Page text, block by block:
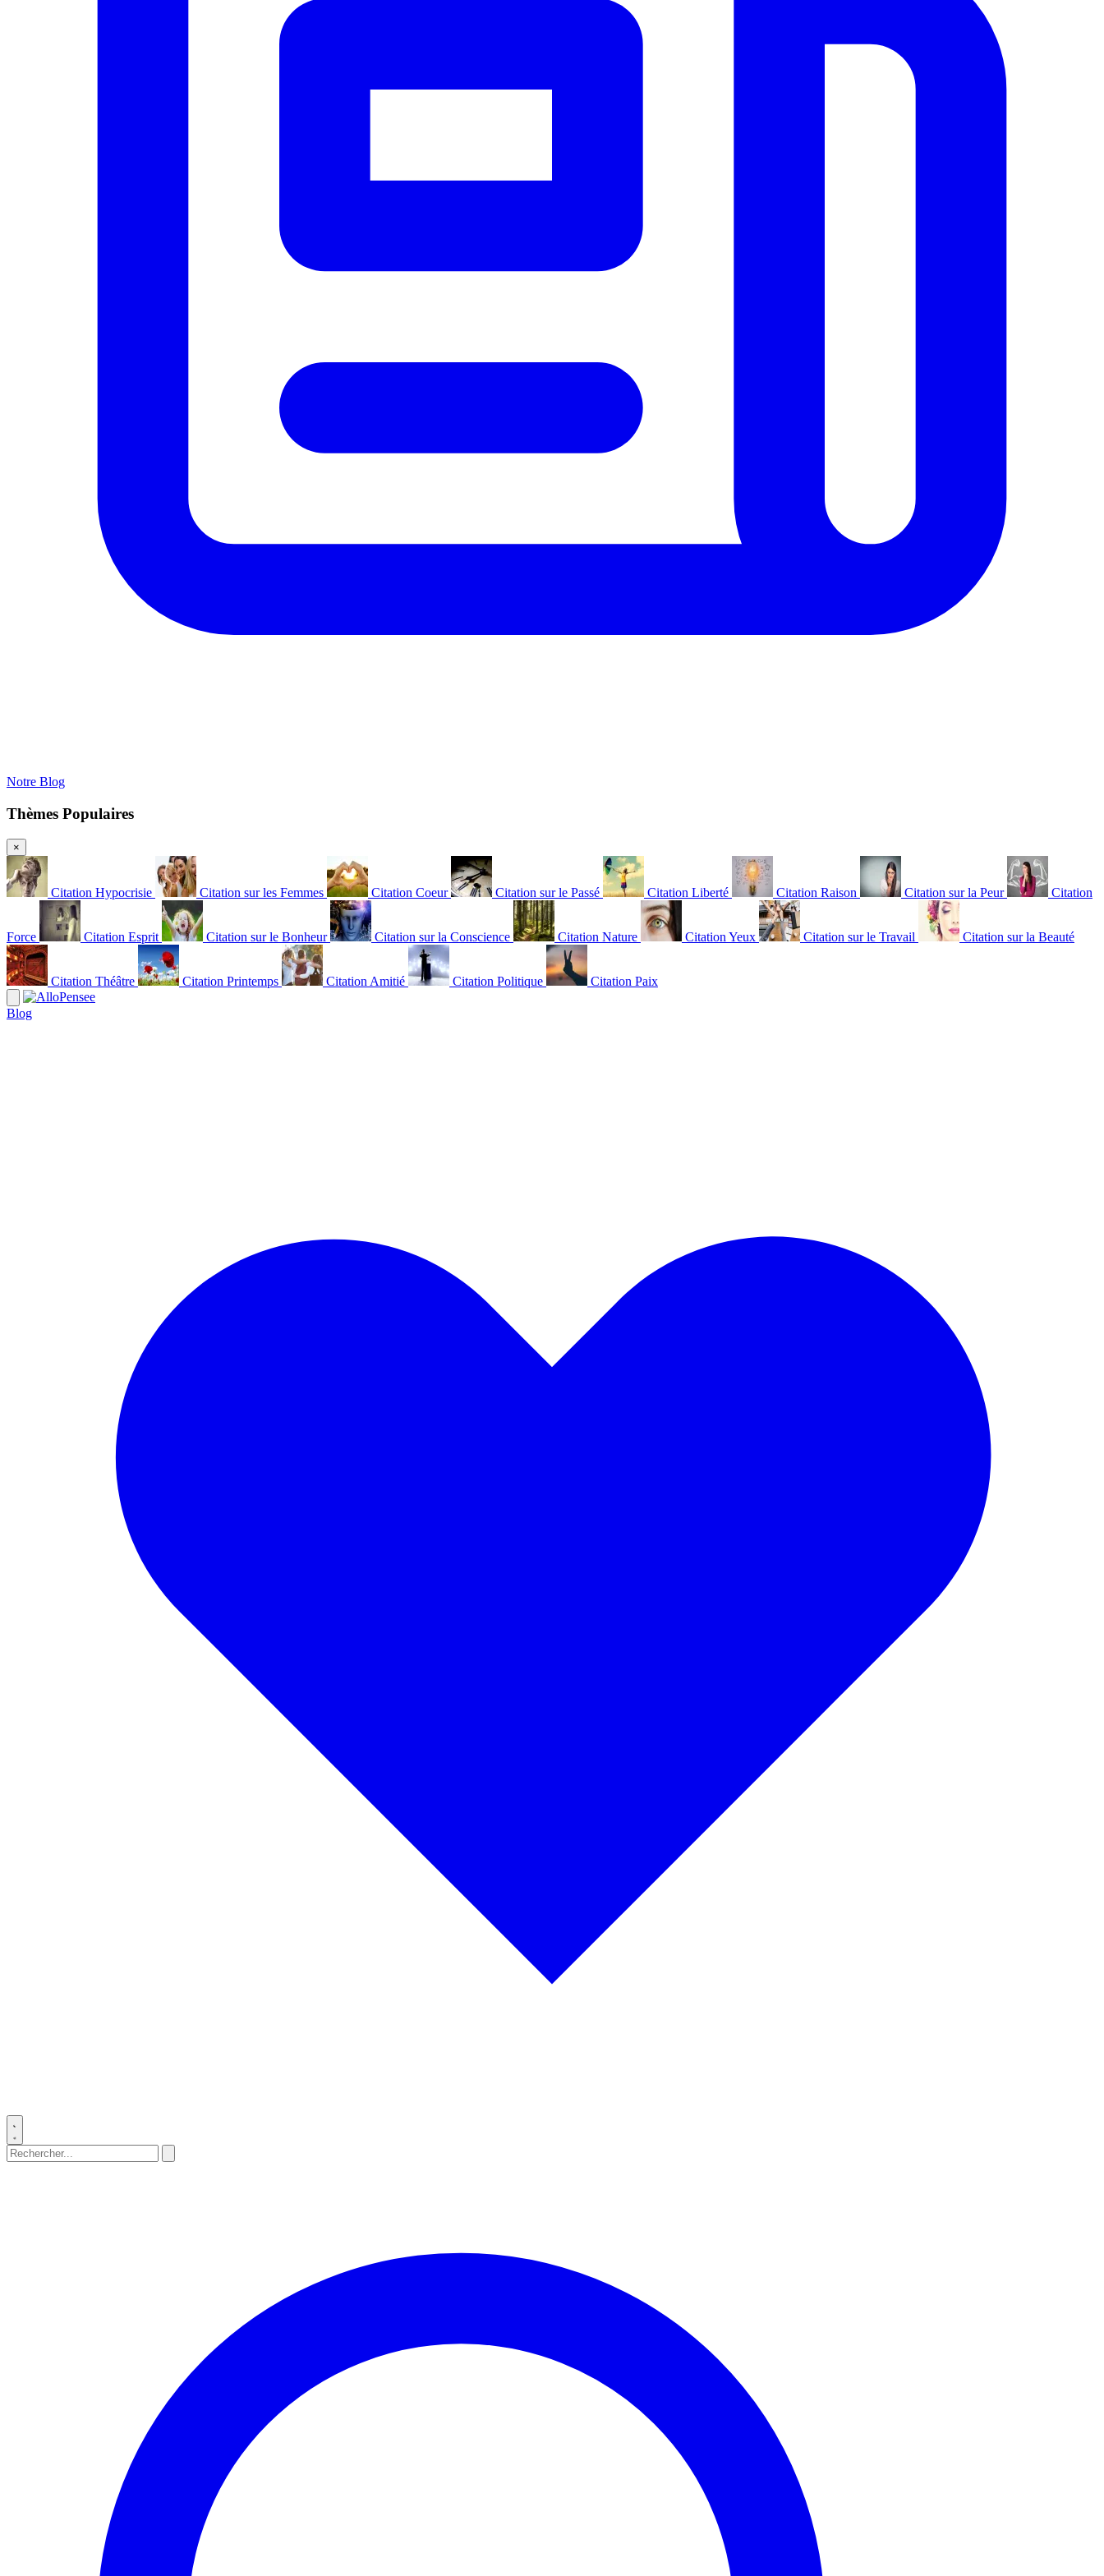
Notre Blog
Thèmes Populaires
×
Citation Hypocrisie Citation sur les Femmes Citation Coeur Citation sur le Passé Citation Liberté Citation Raison Citation sur la Peur Citation
Force Citation Esprit Citation sur le Bonheur Citation sur la Conscience Citation Nature Citation Yeux Citation sur le Travail Citation sur la Beauté
Citation Théâtre Citation Printemps Citation Amitié Citation Politique Citation Paix
Blog